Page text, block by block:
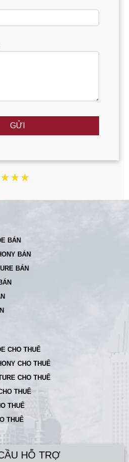
GỬI
BÁN
BÁN
BÁN
CHO THUÊ
CHO THUÊ
CHO THUÊ
THUÊ
THUÊ
THUÊ
HỖ TRỢ